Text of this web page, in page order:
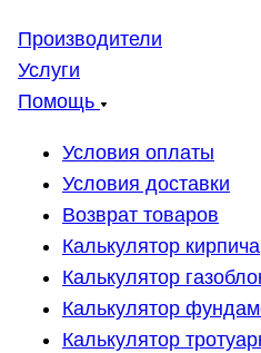
Производители
Услуги
Помощь
Условия оплаты
Условия доставки
Возврат товаров
Калькулятор кирпича
Калькулятор
Калькулятор
Калькулятор